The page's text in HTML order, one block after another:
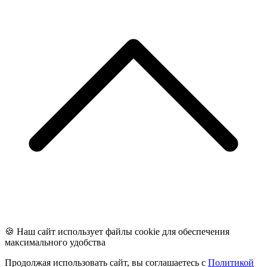
🍪 Наш сайт использует файлы cookie для обеспечения
максимального удобства
Продолжая использовать сайт, вы соглашаетесь с Политикой